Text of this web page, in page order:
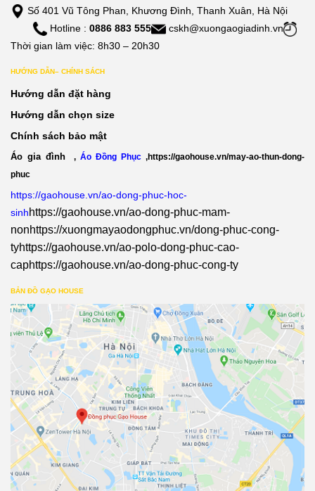
Số 401 Vũ Tông Phan, Khương Đình, Thanh Xuân, Hà Nội
Hotline : 0886 883 555
cskh@xuongaogiadinh.vn
Thời gian làm việc: 8h30 – 20h30
HƯỚNG DẪN– CHÍNH SÁCH
Hướng dẫn đặt hàng
Hướng dẫn chọn size
Chính sách bảo mật
Áo gia đình , Áo Đồng Phục ,https://gaohouse.vn/may-ao-thun-dong-
phuc
https://gaohouse.vn/ao-dong-phuc-hoc-
sinhhttps://gaohouse.vn/ao-dong-phuc-mam-
nonhttps://xuongmayaodongphuc.vn/dong-phuc-cong-
tyhttps://gaohouse.vn/ao-polo-dong-phuc-cao-
caphttps://gaohouse.vn/ao-dong-phuc-cong-ty
BẢN ĐỒ GẠO HOUSE